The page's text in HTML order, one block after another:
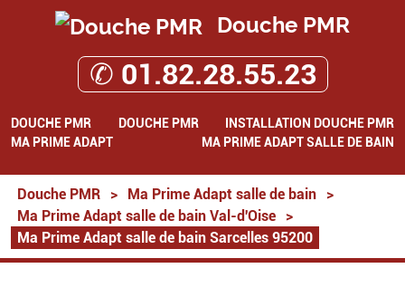
Douche PMR
✆ 01.82.28.55.23
DOUCHE PMR DOUCHE PMR
INSTALLATION DOUCHE PMR
MA PRIME ADAPT
MA PRIME ADAPT SALLE DE BAIN
Douche PMR > Ma Prime Adapt salle de bain
>
Ma Prime Adapt salle de bain Val-d'Oise
>
Ma Prime Adapt salle de bain Sarcelles 95200